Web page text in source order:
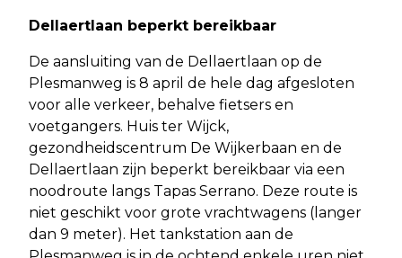
Dellaertlaan beperkt bereikbaar
De aansluiting van de Dellaertlaan op de
Plesmanweg is 8 april de hele dag afgesloten
voor alle verkeer, behalve fietsers en
voetgangers. Huis ter Wijck,
gezondheidscentrum De Wijkerbaan en de
Dellaertlaan zijn beperkt bereikbaar via een
noodroute langs Tapas Serrano. Deze route is
niet geschikt voor grote vrachtwagens (langer
dan 9 meter). Het tankstation aan de